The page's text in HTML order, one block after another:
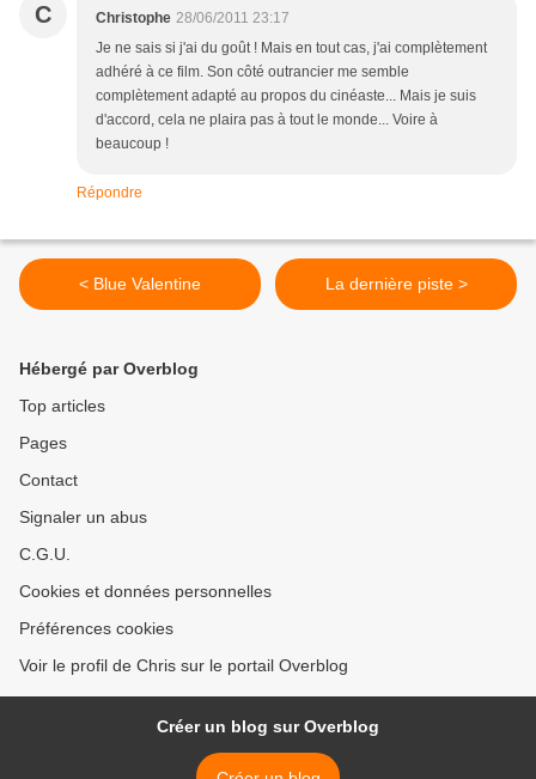
C Christophe 28/06/2011 23:17
Je ne sais si j'ai du goût ! Mais en tout cas, j'ai complètement
adhéré à ce film. Son côté outrancier me semble
complètement adapté au propos du cinéaste... Mais je suis
d'accord, cela ne plaira pas à tout le monde... Voire à
beaucoup !
Répondre
< Blue Valentine La dernière piste >
Hébergé par Overblog
Top articles
Pages
Contact
Signaler un abus
C.G.U.
Cookies et données personnelles
Préférences cookies
Voir le profil de Chris sur le portail Overblog
Créer un blog sur Overblog